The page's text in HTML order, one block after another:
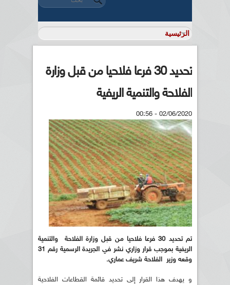
استمارة البحث
تحديد 30 فرعا فلاحيا من قبل وزارة
الفلاحة والتنمية الريفية
02/06/2020 - 00:56
تم تحديد 30 فرعا فلاحيا من قبل وزارة الفلاحة والتنمية
الريفية بموجب قرار وزاري نشر في الجريدة الرسمية رقم 31
وقعه وزير الفلاحة شريف عماري.
و يهدف هذا القرار إلى تحديد قائمة القطاعات الفلاحية